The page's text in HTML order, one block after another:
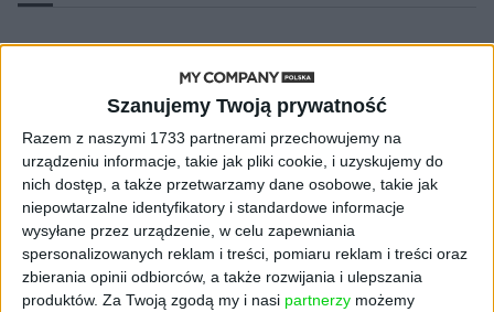
Szanujemy Twoją prywatność
Razem z naszymi 1733 partnerami przechowujemy na
urządzeniu informacje, takie jak pliki cookie, i uzyskujemy do
nich dostęp, a także przetwarzamy dane osobowe, takie jak
niepowtarzalne identyfikatory i standardowe informacje
wysyłane przez urządzenie, w celu zapewniania
spersonalizowanych reklam i treści, pomiaru reklam i treści oraz
zbierania opinii odbiorców, a także rozwijania i ulepszania
produktów. Za Twoją zgodą my i nasi partnerzy możemy